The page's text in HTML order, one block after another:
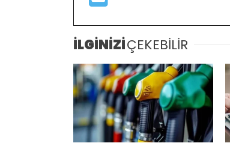
İLGİNİZİÇEKEBİLİR